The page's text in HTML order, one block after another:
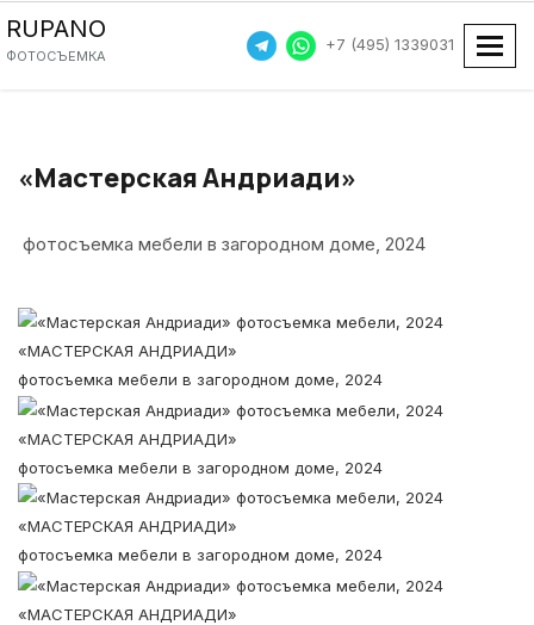
+7 (495) 1339031
RUPANO
ФОТОСЪЕМКА
«Мастерская Андриади»
фотосъемка мебели в загородном доме, 2024
«МАСТЕРСКАЯ АНДРИАДИ»
фотосъемка мебели в загородном доме, 2024
«МАСТЕРСКАЯ АНДРИАДИ»
фотосъемка мебели в загородном доме, 2024
«МАСТЕРСКАЯ АНДРИАДИ»
фотосъемка мебели в загородном доме, 2024
«МАСТЕРСКАЯ АНДРИАДИ»